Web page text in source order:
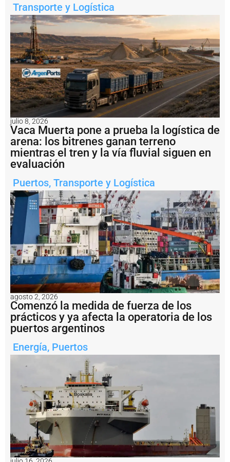
n
r
e
a
li
z
a
t
a
r
e
a
s
d
e
m
e
j
r
a
m
i
e
o
e
n
l
a
c
o
n
ti
n
i
d
v
e
n
i
Transporte y Logística
julio 8, 2026
Vaca Muerta pone a prueba la logística de
arena: los bitrenes ganan terreno
mientras el tren y la vía fluvial siguen en
evaluación
Puertos, Transporte y Logística
agosto 2, 2026
Comenzó la medida de fuerza de los
prácticos y ya afecta la operatoria de los
puertos argentinos
Energía, Puertos